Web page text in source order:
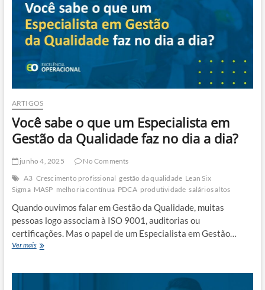
questão
de
tempo?
ARTIGOS
Você sabe o que um Especialista em
Gestão da Qualidade faz no dia a dia?
junho 4, 2025
No Comments
A3 Crescimento profissional gestão da qualidade Lean Six
Sigma MASP melhoria contínua PDCA produtividade salários altos
Quando ouvimos falar em Gestão da Qualidade, muitas
pessoas logo associam à ISO 9001, auditorias ou
certificações. Mas o papel de um Especialista em Gestão…
Ver maisVocê
que